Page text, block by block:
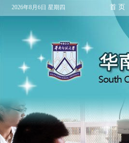
2026年8月6日 星期四 首 页